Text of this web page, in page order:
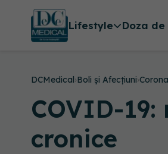
Lifestyle Doza
DCMedical›Boli și Afecțiuni›
COVID-
cronice